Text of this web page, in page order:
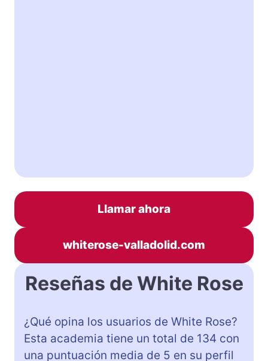
Llamar ahora
whiterose-valladolid.com
Reseñas de White Rose
¿Qué opina los usuarios de White Rose?
Esta academia tiene un total de 134 con
una puntuación media de 5 en su perfil